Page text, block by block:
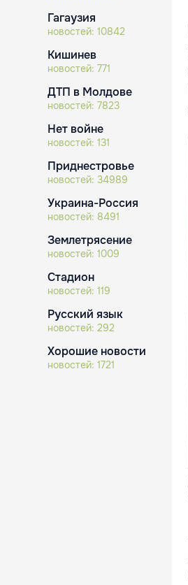
Гагаузия
новостей: 10842
Кишинев
новостей: 771
ДТП в Молдове
новостей: 7823
Нет войне
новостей: 131
Приднестровье
новостей: 34989
Украина-Россия
новостей: 8491
Землетрясение
новостей: 1009
Стадион
новостей: 119
Русский язык
новостей: 292
Хорошие новости
новостей: 1721